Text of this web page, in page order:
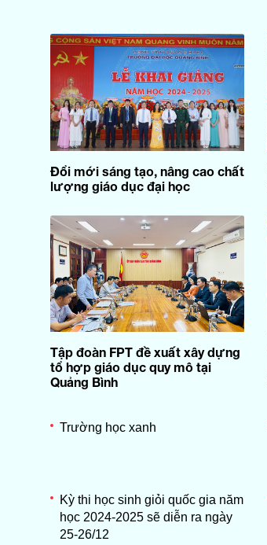
Đổi mới sáng tạo, nâng cao chất
lượng giáo dục đại học
Tập đoàn FPT đề xuất xây dựng
tổ hợp giáo dục quy mô tại
Quảng Bình
Trường học xanh
Kỳ thi học sinh giỏi quốc gia năm
học 2024-2025 sẽ diễn ra ngày
25-26/12